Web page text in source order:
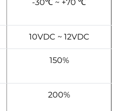
-30℃ ~ +70 ℃
10VDC ~ 12VDC
150%
200%